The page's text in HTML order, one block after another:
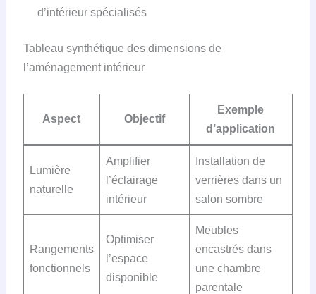
d’intérieur spécialisés
Tableau synthétique des dimensions de
l’aménagement intérieur
Aspect Objectif
Exemple
d’application
Lumière
naturelle
Amplifier
l’éclairage
intérieur
Installation de
verrières dans un
salon sombre
Rangements
fonctionnels
Optimiser
l’espace
disponible
Meubles
encastrés dans
une chambre
parentale